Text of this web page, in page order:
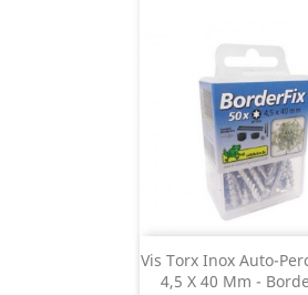
Vis Torx Inox Auto-
4,5 X 40 Mm -